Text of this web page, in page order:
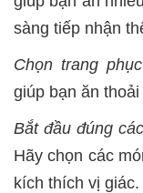
sàng tiếp nhận
Chọn trang
giúp bạn ăn
Bắt đầu đúng
Hãy chọn các
kích thích vị giác.